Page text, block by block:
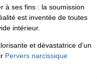
à ses fins : la soumission
est inventée de toutes
intérieur.
et dévastatrice d’un
Pervers narcissique